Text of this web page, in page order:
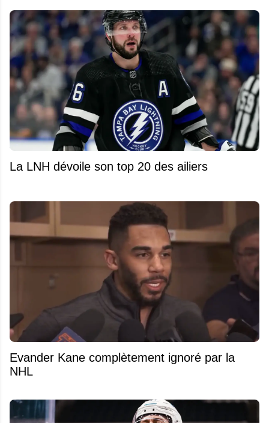
La LNH dévoile son top 20 des ailiers
Evander Kane complètement ignoré par la
NHL